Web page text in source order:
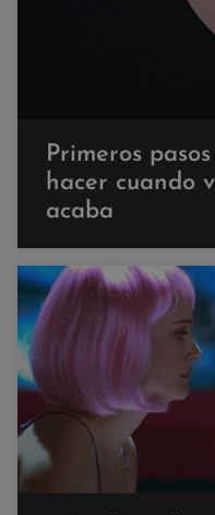
Primeros
hacer cuando
acaba